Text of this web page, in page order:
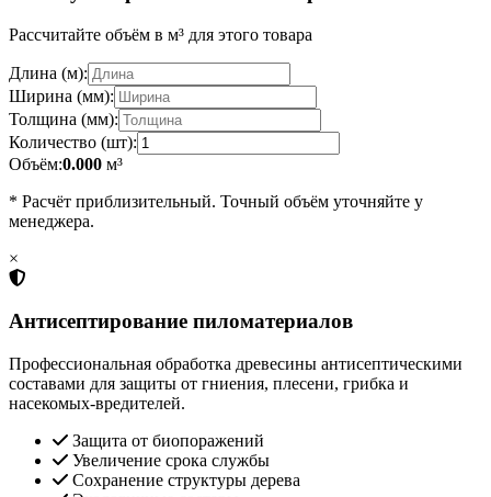
Рассчитайте объём в м³ для этого товара
Длина (м):
Ширина (мм):
Толщина (мм):
Количество (шт):
Объём:0.000 м³
* Расчёт приблизительный. Точный объём уточняйте у
менеджера.
×
Антисептирование пиломатериалов
Профессиональная обработка древесины антисептическими
составами для защиты от гниения, плесени, грибка и
насекомых-вредителей.
Защита от биопоражений
Увеличение срока службы
Сохранение структуры дерева